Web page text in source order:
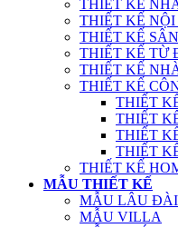
THIẾT KẾ
THIẾT KẾ
THIẾT KẾ
THIẾT KẾ TỪ
THIẾT KẾ
THIẾT KẾ
THIẾT
THIẾT
THIẾT
THIẾT
THIẾT KẾ
MẪU THIẾT KẾ
MẪU LÂU
MẪU VILLA